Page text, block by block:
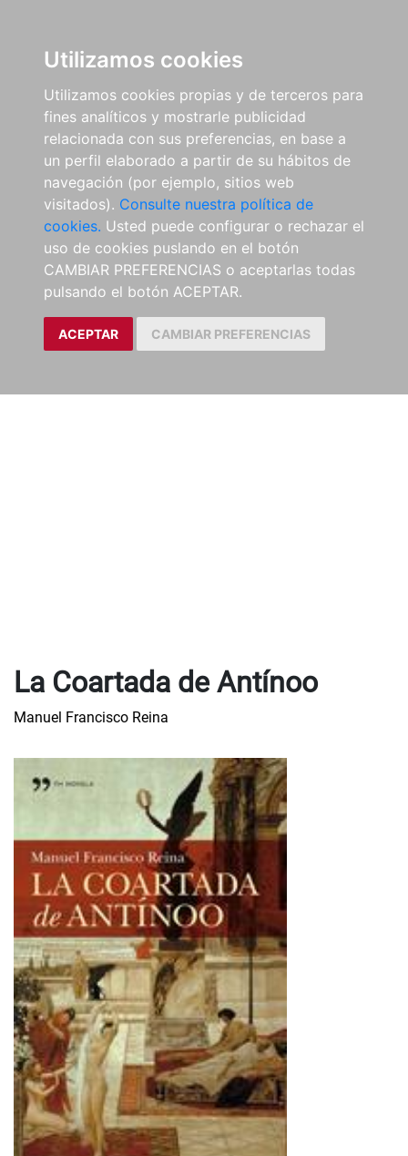
Utilizamos cookies
Utilizamos cookies propias y de terceros para
fines analíticos y mostrarle publicidad
relacionada con sus preferencias, en base a
un perfil elaborado a partir de su hábitos de
navegación (por ejemplo, sitios web
visitados). Consulte nuestra política de
cookies. Usted puede configurar o rechazar el
uso de cookies puslando en el botón
CAMBIAR PREFERENCIAS o aceptarlas todas
pulsando el botón ACEPTAR.
ACEPTAR CAMBIAR PREFERENCIAS
La Coartada de Antínoo
Manuel Francisco Reina